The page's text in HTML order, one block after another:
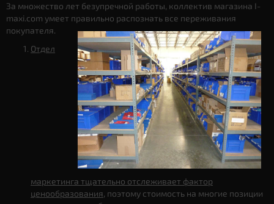
За множество лет безупречной работы, коллектив магазина I-
maxi.com умеет правильно распознать все переживания
покупателя.
Отдел
маркетинга тщательно отслеживает фактор
ценообразования, поэтому стоимость на многие позиции